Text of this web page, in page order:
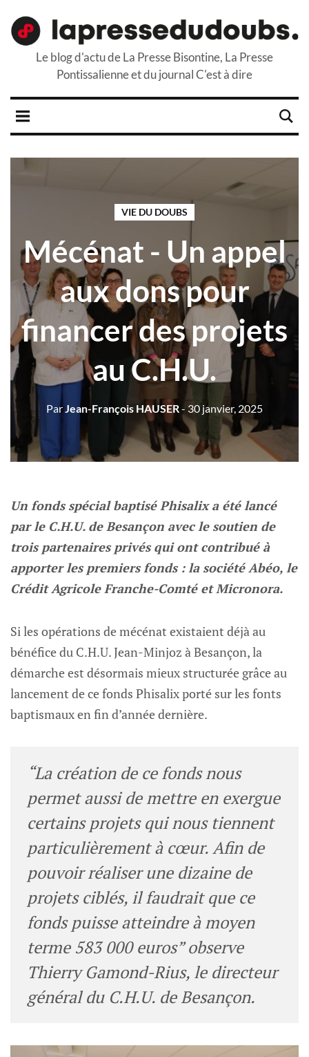
Le blog d'actu de La Presse Bisontine, La Presse
Pontissalienne et du journal C'est à dire
VIE DU DOUBS
Mécénat - Un appel
aux dons pour
financer des projets
au C.H.U.
Par Jean-François HAUSER- 30 janvier, 2025
Un fonds spécial baptisé Phisalix a été lancé
par le C.H.U. de Besançon avec le soutien de
trois partenaires privés qui ont contribué à
apporter les premiers fonds : la société Abéo, le
Crédit Agricole Franche-Comté et Micronora.
Si les opérations de mécénat existaient déjà au
bénéfice du C.H.U. Jean-Minjoz à Besançon, la
démarche est désormais mieux structurée grâce au
lancement de ce fonds Phisalix porté sur les fonts
baptismaux en fin d’année dernière.
“La création de ce fonds nous
permet aussi de mettre en exergue
certains projets qui nous tiennent
particulièrement à cœur. Afin de
pouvoir réaliser une dizaine de
projets ciblés, il faudrait que ce
fonds puisse atteindre à moyen
terme 583 000 euros” observe
Thierry Gamond-Rius, le directeur
général du C.H.U. de Besançon.